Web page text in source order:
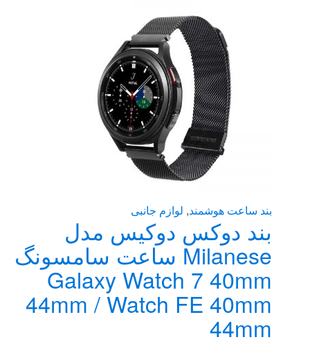
بند ساعت هوشمند, لوازم جانبی
بند دوکس دوکیس مدل
Milanese ساعت سامسونگ
Galaxy Watch 7 40mm
44mm / Watch FE 40mm
44mm